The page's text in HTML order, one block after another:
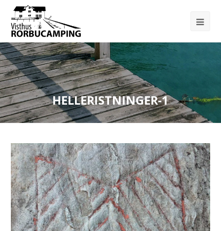
HELLERISTNINGER-1